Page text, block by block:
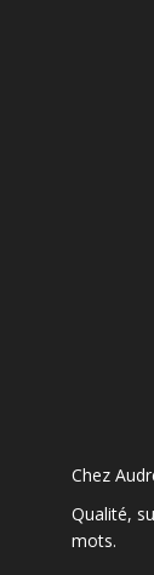
Chez
Qualité,
mots.